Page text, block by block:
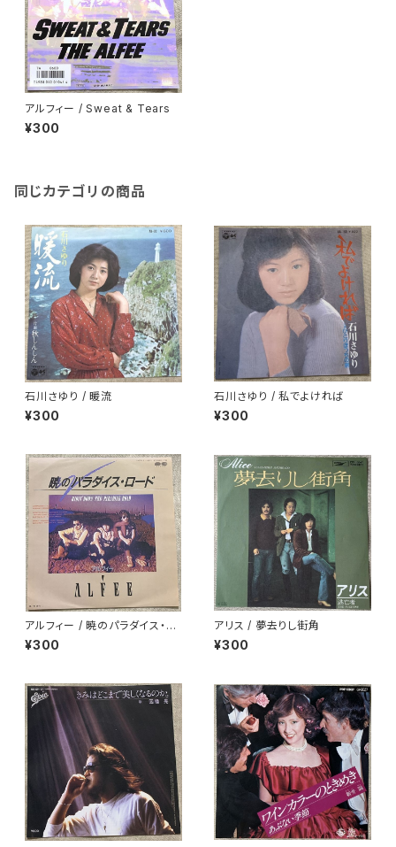
アルフィー / Sweat & Tears
¥300
同じカテゴリの商品
石川さゆり / 暖流
¥300
石川さゆり / 私でよければ
¥300
アルフィー / 暁のパラダイス・ロ
ード
¥300
アリス / 夢去りし街角
¥300